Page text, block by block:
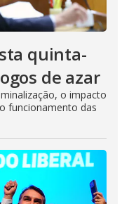
quinta-
de azar
o impacto
funcionamento das